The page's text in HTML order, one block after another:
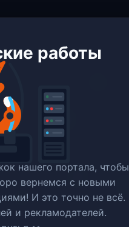
работы
нашего портала, чтобы
вернемся c новыми
И это точно не всё.
и рекламодателей.